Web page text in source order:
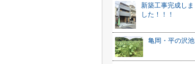
新築工事完成しま
した！！！
亀岡・平の沢池